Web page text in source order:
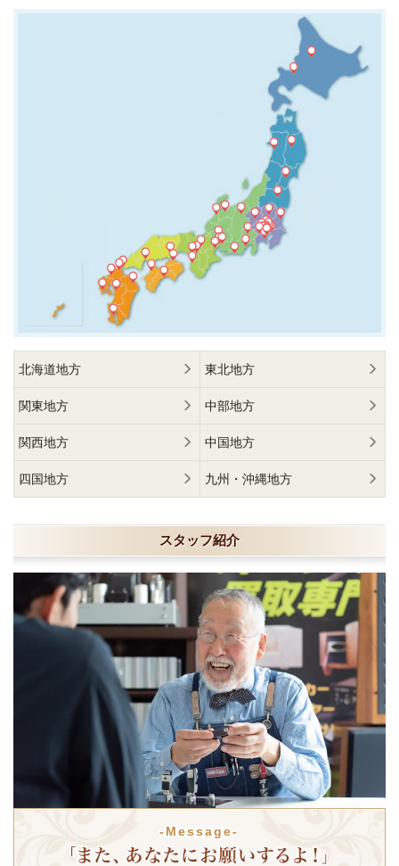
北海道地方 東北地方
関東地方 中部地方
関西地方 中国地方
四国地方 九州・沖縄地方
スタッフ紹介
-Message-